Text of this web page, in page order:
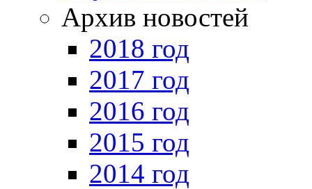
Архив новостей
2018 год
2017 год
2016 год
2015 год
2014 год